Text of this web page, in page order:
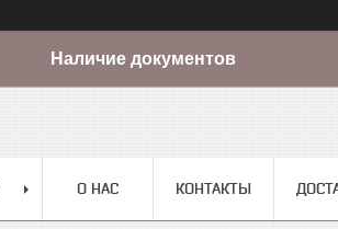
Наличие документов
О НАС КОНТАКТЫ